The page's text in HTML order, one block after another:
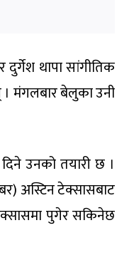
थापा सांगीतिक
मंगलबार बेलुका उनी
दिने उनको तयारी छ ।
अस्टिन टेक्सासबाट
पुगेर सकिनेछ